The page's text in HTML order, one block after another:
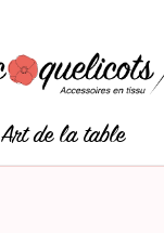
Art de la table